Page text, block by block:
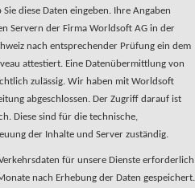
diese Daten eingeben. Ihre Angaben
Servern der Firma Worldsoft AG in der
nach entsprechender Prüfung ein dem
attestiert. Eine Datenübermittlung von
zulässig. Wir haben mit Worldsoft
abgeschlossen. Der Zugriff darauf ist
Diese sind für die technische,
der Inhalte und Server zuständig.
für unsere Dienste erforderlich
nach Erhebung der Daten gespeichert.